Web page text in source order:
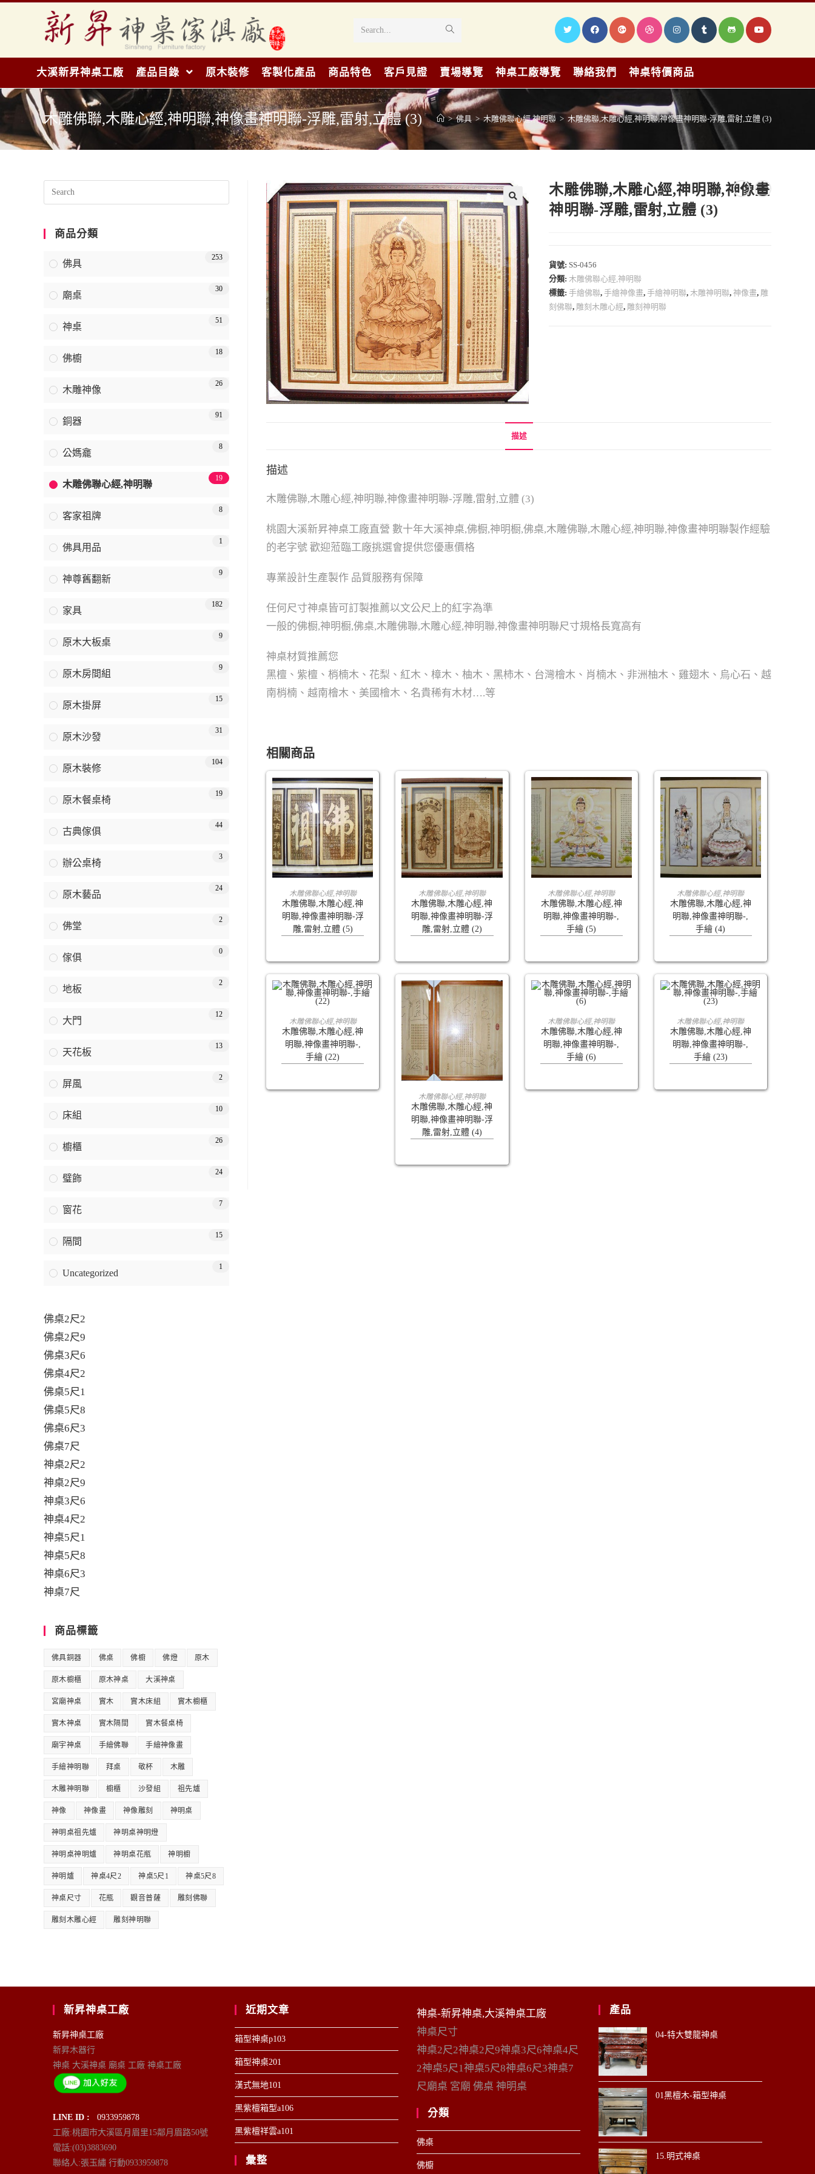
Search...
大溪新昇神桌工廠 產品目錄 原木裝修 客製化產品 商品特色 客戶見證 賣場導覽 神桌工廠導覽 聯絡我們 神桌特價商品
木雕佛聯,木雕心經,神明聯,神像畫神明聯-浮雕,雷射,立體 (3) > 佛具 > 木雕佛聯心經,神明聯 > 木雕佛聯,木雕心經,神明聯,神像畫神明聯-浮雕,雷射,立體 (3)
🔍
木雕佛聯,木雕心經,神明聯,神像畫
神明聯-浮雕,雷射,立體 (3)
貨號: SS-0456
分類: 木雕佛聯心經,神明聯
標籤:手繪佛聯,手繪神像畫,手繪神明聯, 木雕神明聯,神像畫, 雕
刻佛聯, 雕刻木雕心經, 雕刻神明聯
描述
描述
木雕佛聯,木雕心經,神明聯,神像畫神明聯-浮雕,雷射,立體 (3)
桃園大溪新昇神桌工廠直營 數十年大溪神桌,佛橱,神明橱,佛桌,木雕佛聯,木雕心經,神明聯,神像畫神明聯製作經驗
的老字號 歡迎蒞臨工廠挑選會提供您優惠價格
專業設計生產製作 品質服務有保障
任何尺寸神桌皆可訂製推薦以文公尺上的紅字為準
一般的佛橱,神明橱,佛桌,木雕佛聯,木雕心經,神明聯,神像畫神明聯尺寸規格長寬高有
神桌材質推薦您
黑檀、紫檀、梢楠木、花梨、紅木、樟木、柚木、黑柿木、台灣檜木、肖楠木、非洲柚木、雞翅木、烏心石、越
南梢楠、越南檜木、美國檜木、名貴稀有木材….等
相關商品
查看內容
木雕佛聯心經,神明聯
木雕佛聯,木雕心經,神
明聯,神像畫神明聯-浮
雕,雷射,立體 (5)
查看內容
木雕佛聯心經,神明聯
木雕佛聯,木雕心經,神
明聯,神像畫神明聯-浮
雕,雷射,立體 (2)
查看內容
木雕佛聯心經,神明聯
木雕佛聯,木雕心經,神
明聯,神像畫神明聯-,
手繪 (5)
查看內容
木雕佛聯心經,神明聯
木雕佛聯,木雕心經,神
明聯,神像畫神明聯-,
手繪 (4)
查看內容
木雕佛聯心經,神明聯
木雕佛聯,木雕心經,神
明聯,神像畫神明聯-,
手繪 (22)
查看內容
木雕佛聯心經,神明聯
木雕佛聯,木雕心經,神
明聯,神像畫神明聯-浮
雕,雷射,立體 (4)
查看內容
木雕佛聯心經,神明聯
木雕佛聯,木雕心經,神
明聯,神像畫神明聯-,
手繪 (6)
查看內容
木雕佛聯心經,神明聯
木雕佛聯,木雕心經,神
明聯,神像畫神明聯-,
手繪 (23)
商品分類
佛具
253
廟桌
30
神桌
51
佛櫥
18
木雕神像
26
銅器
91
公媽龕
8
木雕佛聯心經,神明聯
19
客家祖牌
8
佛具用品
1
神尊舊翻新
9
家具
182
原木大板桌
9
原木房間組
9
原木掛屏
15
原木沙發
31
原木裝修
104
原木餐桌椅
19
古典傢俱
44
辦公桌椅
3
原木藝品
24
佛堂
2
傢俱
0
地板
2
大門
12
天花板
13
屏風
2
床組
10
櫥櫃
26
璧飾
24
窗花
7
隔間
15
Uncategorized
1
佛桌2尺2
佛桌2尺9
佛桌3尺6
佛桌4尺2
佛桌5尺1
佛桌5尺8
佛桌6尺3
佛桌7尺
神桌2尺2
神桌2尺9
神桌3尺6
神桌4尺2
神桌5尺1
神桌5尺8
神桌6尺3
神桌7尺
商品標籤
佛具銅器 佛桌 佛櫥 佛燈 原木
原木櫥櫃 原木神桌 大溪神桌
宮廟神桌 實木 實木床組 實木櫥櫃
實木神桌 實木隔間 實木餐桌椅
廟宇神桌 手繪佛聯 手繪神像畫
手繪神明聯 拜桌 敬杯 木雕
木雕神明聯 櫥櫃 沙發組 祖先爐
神像 神像畫 神像雕刻 神明桌
神明桌祖先爐 神明桌神明燈
神明桌神明爐 神明桌花瓶 神明櫥
神明爐 神桌4尺2 神桌5尺1 神桌5尺8
神桌尺寸 花瓶 觀音普薩 雕刻佛聯
雕刻木雕心經 雕刻神明聯
新昇神桌工廠
新昇神桌工廠
新昇木器行
神桌 大溪神桌 廟桌 工廠 神桌工廠
LINE ID :
0933959878
工廠:桃園市大溪區月眉里15鄰月眉路50號
電話:(03)3883690
聯絡人:張玉繡 行動0933959878
近期文章
箱型神桌p103
箱型神桌201
漢式無地101
黑紫檀箱型a106
黑紫檀祥雲a101
彙整
神桌-新昇神桌,大溪神桌工廠
神桌尺寸
神桌2尺2神桌2尺9神桌3尺6神桌4尺
2神桌5尺1神桌5尺8神桌6尺3神桌7
尺廟桌 宮廟 佛桌 神明桌
分類
佛桌
佛櫥
產品
04-特大雙龍神桌
01黑檀木-箱型神桌
15.明式神桌